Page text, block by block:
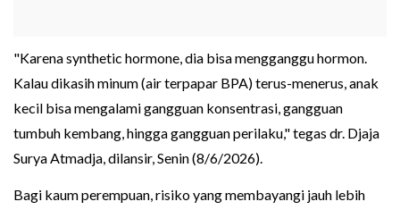
"Karena synthetic hormone, dia bisa mengganggu hormon.
Kalau dikasih minum (air terpapar BPA) terus-menerus, anak
kecil bisa mengalami gangguan konsentrasi, gangguan
tumbuh kembang, hingga gangguan perilaku," tegas dr. Djaja
Surya Atmadja, dilansir, Senin (8/6/2026).
Bagi kaum perempuan, risiko yang membayangi jauh lebih